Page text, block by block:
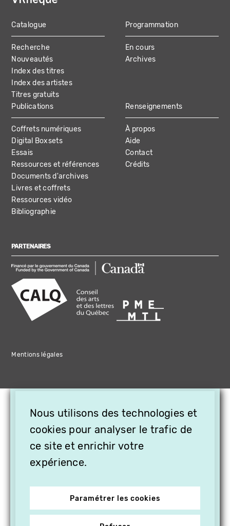
MAIN
NAVIGATION
Catalogue
Recherche
Nouveautés
Index des titres
Index des artistes
Titres gratuits
Programmation
En cours
Archives
Publications
Coffrets numériques
Digital Boxsets
Essais
Ressources et références
Documents d'archives
Livres et coffrets
Ressources vidéo
Bibliographie
Renseignements
À propos
Aide
Contact
Crédits
PARTENAIRES
Mentions légales
Nous utilisons des technologies et
cookies pour analyser le trafic de
ce site et enrichir votre
expérience.
Paramétrer les cookies
OFFREZ LA VIDÉO EN
CADEAU, ABONNEZ VOS
PROCHES À VITHÈQUE !